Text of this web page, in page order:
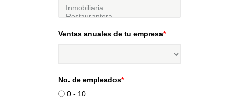
Ventas anuales de tu empresa*
No. de empleados*
0 - 10